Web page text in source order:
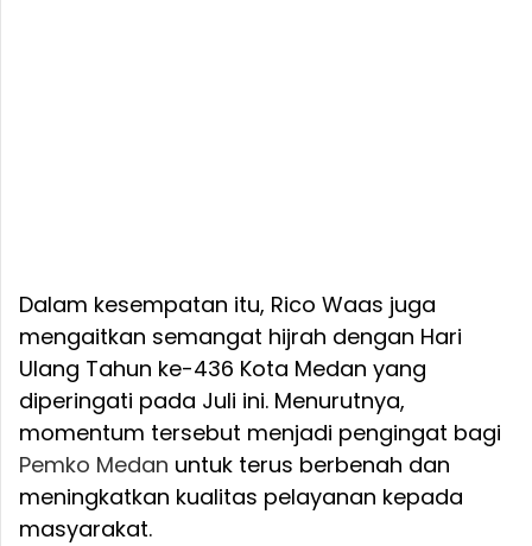
Dalam kesempatan itu, Rico Waas juga
mengaitkan semangat hijrah dengan Hari
Ulang Tahun ke-436 Kota Medan yang
diperingati pada Juli ini. Menurutnya,
momentum tersebut menjadi pengingat bagi
Pemko Medan untuk terus berbenah dan
meningkatkan kualitas pelayanan kepada
masyarakat.